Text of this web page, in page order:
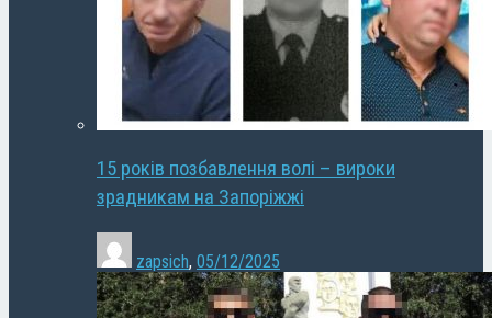
15 років позбавлення волі – вироки
зрадникам на Запоріжжі
zapsich, 05/12/2025